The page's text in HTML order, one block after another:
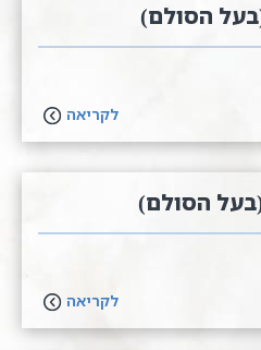
הסולם)
לקריאה
הסולם)
לקריאה